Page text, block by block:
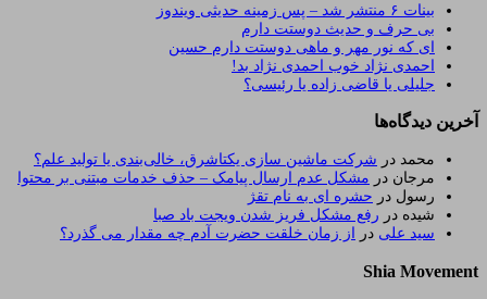
بینات ۶ منتشر شد – پس زمینه حدیثی ویندوز
بی حرف و حدیث دوستت دارم
ای که نور مهر و ماهی دوستت دارم حسین
احمدی نژاد خوب احمدی نژاد بد!
جلیلی یا قاضی زاده یا رئیسی؟
آخرین دیدگاه‌ها
محمد در شرکت ماشین سازی یکتاشرق، خالی‌بندی یا تولید علم؟
مرجان در مشکل عدم ارسال پیامک – حذف خدمات مبتنی بر محتوا
رسول در حشره ای به نام تقژ
شیده در رفع مشکل فریز شدن ویجت باد صبا
سید علی در از زمان خلقت حضرت آدم چه مقدار می گذرد؟
Shia Movement